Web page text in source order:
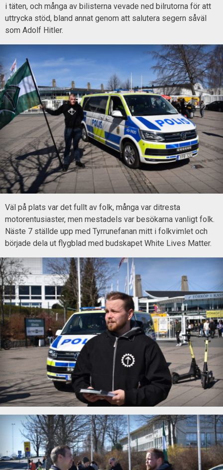
i täten, och många av bilisterna vevade ned bilrutorna för att
uttrycka stöd, bland annat genom att salutera segern såväl
som Adolf Hitler.
Väl på plats var det fullt av folk, många var ditresta
motorentusiaster, men mestadels var besökarna vanligt folk.
Näste 7 ställde upp med Tyrrunefanan mitt i folkvimlet och
började dela ut flygblad med budskapet White Lives Matter.